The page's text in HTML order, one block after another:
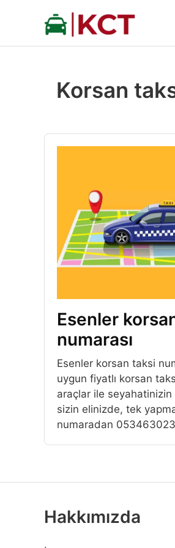
Korsan
Esenler
numarası
Esenler korsan taksi
uygun fiyatlı korsan
araçlar ile seyahatinizin
sizin elinizde, tek
numaradan
Hakkımızda